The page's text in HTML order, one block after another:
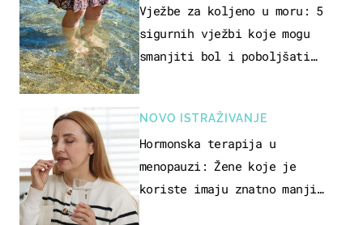
REKREACIJE
Vježbe za koljeno u moru: 5
sigurnih vježbi koje mogu
smanjiti bol i poboljšati
NOVO ISTRAŽIVANJE
Hormonska terapija u
menopauzi: Žene koje je
koriste imaju znatno manji